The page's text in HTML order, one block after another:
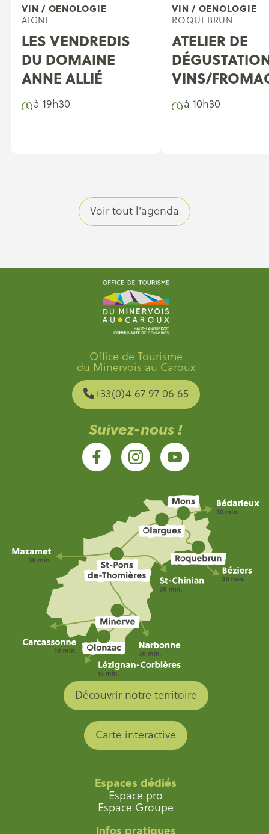
VIN / OENOLOGIE
AIGNE
LES VENDREDIS
DU DOMAINE
ANNE ALLIÉ
à 19h30
VIN / OENOLOGIE
ROQUEBRUN
ATELIER DE
VINS/
à 10h30
Voir tout l'agenda
Office de Tourisme
du Minervois au Caroux
+33(0)4 67 97 06 65
Suivez-nous !
Découvrir notre territoire
Carte interactive
Espaces dédiés
Espace pro
Espace Groupe
Infos pratiques